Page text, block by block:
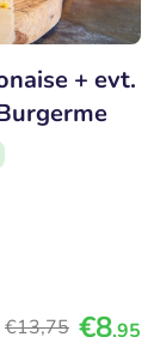
+ evt.
€13,75 €8,95